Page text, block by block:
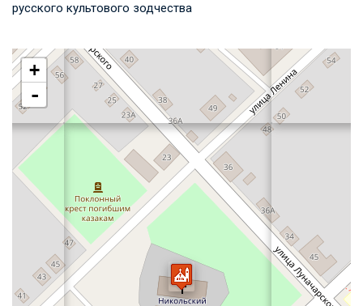
русского культового зодчества
+
-